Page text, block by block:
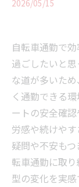
2026/05/15
自転車通勤で
過ごしたいと
な道が多いた
く通勤できる
ートの安全確
労感や続けや
疑問や不安も
転車通勤に取
型の変化を実